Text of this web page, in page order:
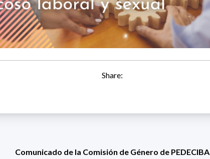
Share:
Comunicado de la Comisión de Género de PEDECIBA